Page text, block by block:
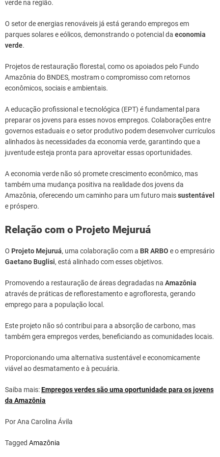
verde na região.
O setor de energias renováveis já está gerando empregos em
parques solares e eólicos, demonstrando o potencial da economia
verde.
Projetos de restauração florestal, como os apoiados pelo Fundo
Amazônia do BNDES, mostram o compromisso com retornos
econômicos, sociais e ambientais.
A educação profissional e tecnológica (EPT) é fundamental para
preparar os jovens para esses novos empregos. Colaborações entre
governos estaduais e o setor produtivo podem desenvolver currículos
alinhados às necessidades da economia verde, garantindo que a
juventude esteja pronta para aproveitar essas oportunidades.
A economia verde não só promete crescimento econômico, mas
também uma mudança positiva na realidade dos jovens da
Amazônia, oferecendo um caminho para um futuro maissustentável
e próspero.
Relação com o Projeto Mejuruá
O Projeto Mejuruá, uma colaboração com a BR ARBO e o empresário
Gaetano Buglisi, está alinhado com esses objetivos.
Promovendo a restauração de áreas degradadas na Amazônia
através de práticas de reflorestamento e agrofloresta, gerando
emprego para a população local.
Este projeto não só contribui para a absorção de carbono, mas
também gera empregos verdes, beneficiando as comunidades locais.
Proporcionando uma alternativa sustentável e economicamente
viável ao desmatamento e à pecuária.
Saiba mais:Empregos verdes são uma oportunidade para os jovens
da Amazônia
Por Ana Carolina Ávila
Tagged Amazônia